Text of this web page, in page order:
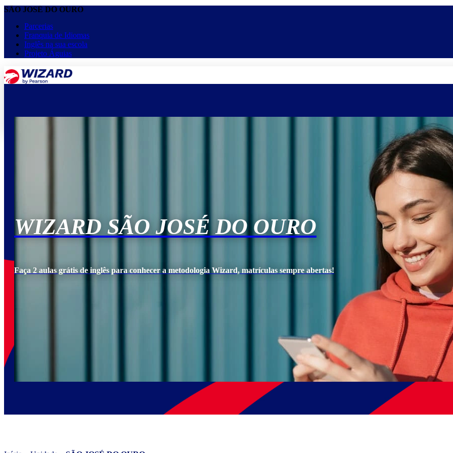
SÃO JOSÉ DO OURO
Parcerias
Franquia de Idiomas
Inglês na sua escola
Projeto Águias
Equipe
WIZARD SÃO JOSÉ DO OURO
Faça 2 aulas grátis de inglês para conhecer a metodologia Wizard, matrículas sempre abertas!